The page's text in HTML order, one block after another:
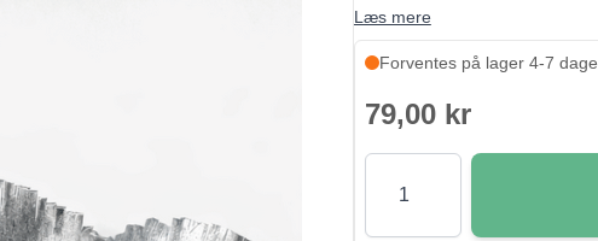
Læs mere
Forventes på lager 4-7 dage
79,00 kr
Antal